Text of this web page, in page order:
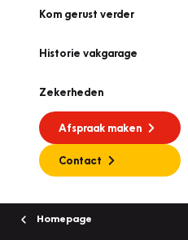
Kom gerust verder
Historie vakgarage
Zekerheden
Afspraak maken
Contact
Homepage